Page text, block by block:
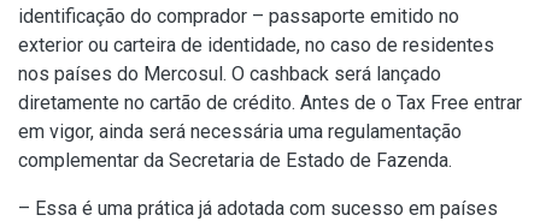
identificação do comprador – passaporte emitido no
exterior ou carteira de identidade, no caso de residentes
nos países do Mercosul. O cashback será lançado
diretamente no cartão de crédito. Antes de o Tax Free entrar
em vigor, ainda será necessária uma regulamentação
complementar da Secretaria de Estado de Fazenda.
– Essa é uma prática já adotada com sucesso em países